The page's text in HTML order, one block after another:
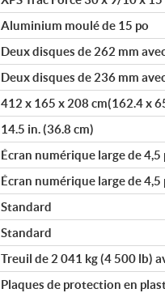
Aluminium moulé de 15 po
Deux disques de 262 mm
Deux disques de 236 mm
412 x 165 x 208 cm(162.4 x
14.5 in. (36.8 cm)
Écran numérique large de
Écran numérique large de
Standard
Standard
Treuil de 2 041 kg (4 500 lb)
Plaques de protection en